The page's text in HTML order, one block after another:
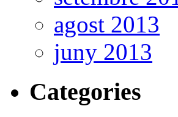
agost 2013
juny 2013
Categories